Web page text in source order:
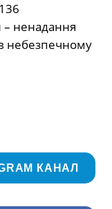
– ненадання
небезпечному
КАНАЛ